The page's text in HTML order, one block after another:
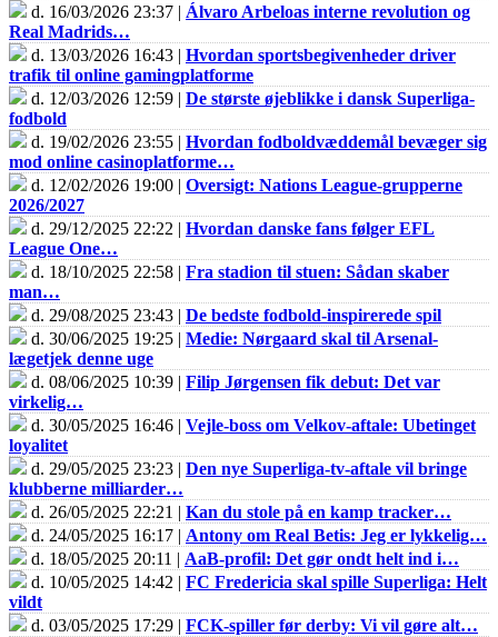
d. 16/03/2026 23:37 | Álvaro Arbeloas interne revolution og
Real Madrids…
d. 13/03/2026 16:43 | Hvordan sportsbegivenheder driver
trafik til online gamingplatforme
d. 12/03/2026 12:59 | De største øjeblikke i dansk Superliga-
fodbold
d. 19/02/2026 23:55 | Hvordan fodboldvæddemål bevæger sig
mod online casinoplatforme…
d. 12/02/2026 19:00 | Oversigt: Nations League-grupperne
2026/2027
d. 29/12/2025 22:22 | Hvordan danske fans følger EFL
League One…
d. 18/10/2025 22:58 | Fra stadion til stuen: Sådan skaber
man…
d. 29/08/2025 23:43 | De bedste fodbold-inspirerede spil
d. 30/06/2025 19:25 | Medie: Nørgaard skal til Arsenal-
lægetjek denne uge
d. 08/06/2025 10:39 | Filip Jørgensen fik debut: Det var
virkelig…
d. 30/05/2025 16:46 | Vejle-boss om Velkov-aftale: Ubetinget
loyalitet
d. 29/05/2025 23:23 | Den nye Superliga-tv-aftale vil bringe
klubberne milliarder…
d. 26/05/2025 22:21 | Kan du stole på en kamp tracker…
d. 24/05/2025 16:17 | Antony om Real Betis: Jeg er lykkelig…
d. 18/05/2025 20:11 | AaB-profil: Det gør ondt helt ind i…
d. 10/05/2025 14:42 | FC Fredericia skal spille Superliga: Helt
vildt
d. 03/05/2025 17:29 | FCK-spiller før derby: Vi vil gøre alt…